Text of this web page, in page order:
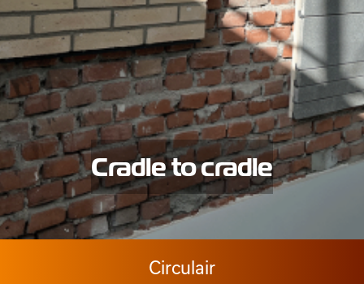
Cradle to cradle
Circulair